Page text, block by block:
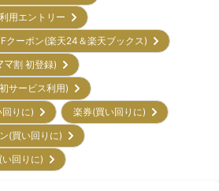
用エントリー
クーポン(楽天24＆楽天ブックス)
マ割 初登録)
サービス利用)
回りに)
楽券(買い回りに)
(買い回りに)
い回りに)